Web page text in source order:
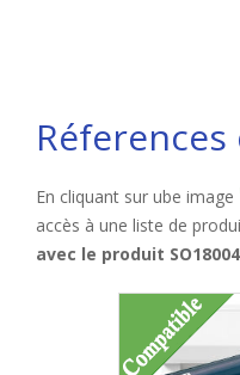
En cliquant sur ube image
accès à une liste de
avec le produit